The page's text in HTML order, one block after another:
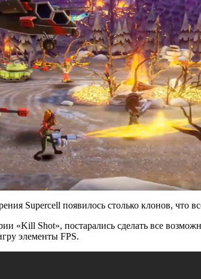
Supercell появилось столько клонов,
«Kill Shot», постарались сделать все
элементы FPS.